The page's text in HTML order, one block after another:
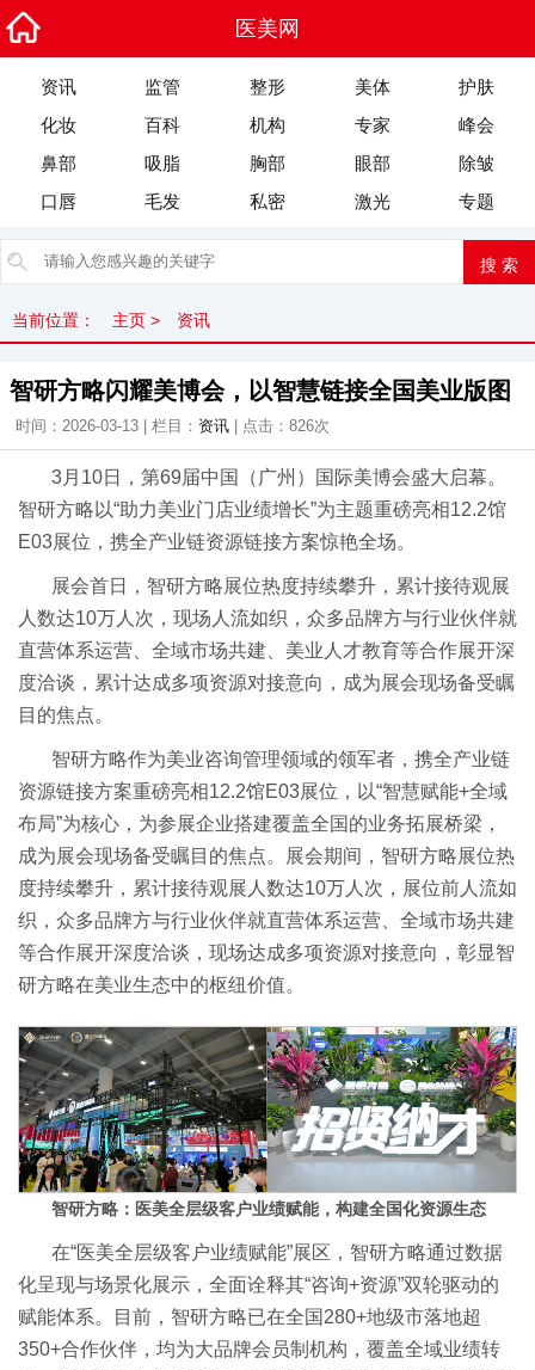
医美网
资讯 监管 整形 美体
护肤
化妆
百科 机构 专家
峰会
鼻部
吸脂 胸部 眼部
除皱
口唇
毛发 私密 激光 专题
当前位置： 主页 > 资讯
智研方略闪耀美博会，以智慧链接全国美业版图
时间：2026-03-13 | 栏目： 资讯 | 点击： 826次
3月10日，第69届中国（广州）国际美博会盛大启幕。
智研方略以“助力美业门店业绩增长”为主题重磅亮相12.2馆
E03展位，携全产业链资源链接方案惊艳全场。
展会首日，智研方略展位热度持续攀升，累计接待观展
人数达10万人次，现场人流如织，众多品牌方与行业伙伴就
直营体系运营、全域市场共建、美业人才教育等合作展开深
度洽谈，累计达成多项资源对接意向，成为展会现场备受瞩
目的焦点。
智研方略作为美业咨询管理领域的领军者，携全产业链
资源链接方案重磅亮相12.2馆E03展位，以“智慧赋能+全域
布局”为核心，为参展企业搭建覆盖全国的业务拓展桥梁，
成为展会现场备受瞩目的焦点。展会期间，智研方略展位热
度持续攀升，累计接待观展人数达10万人次，展位前人流如
织，众多品牌方与行业伙伴就直营体系运营、全域市场共建
等合作展开深度洽谈，现场达成多项资源对接意向，彰显智
研方略在美业生态中的枢纽价值。
智研方略：医美全层级客户业绩赋能，构建全国化资源生态
在“医美全层级客户业绩赋能”展区，智研方略通过数据
化呈现与场景化展示，全面诠释其“咨询+资源”双轮驱动的
赋能体系。目前，智研方略已在全国280+地级市落地超
350+合作伙伴，均为大品牌会员制机构，覆盖全域业绩转